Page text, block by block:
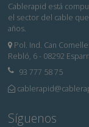
Cablerapid está
el sector del cable
años.
Pol. Ind. Can
Rebló, 6 - 08292
93 777 58 75
Síguenos